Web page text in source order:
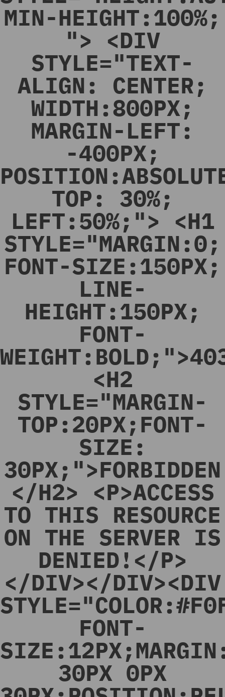
MIN-HEIGHT:100%;
"> <DIV
STYLE="TEXT-
ALIGN: CENTER;
WIDTH:800PX;
MARGIN-LEFT:
-400PX;
TOP: 30%;
LEFT:50%;"> <H1
STYLE="MARGIN:0;
FONT-SIZE:150PX;
LINE-
HEIGHT:150PX;
FONT-
<H2
STYLE="MARGIN-
TOP:20PX;FONT-
SIZE:
30PX;">FORBIDDEN
</H2> <P>ACCESS
TO THIS RESOURCE
ON THE SERVER IS
DENIED!</P>
</DIV></DIV><DIV
FONT-
30PX 0PX